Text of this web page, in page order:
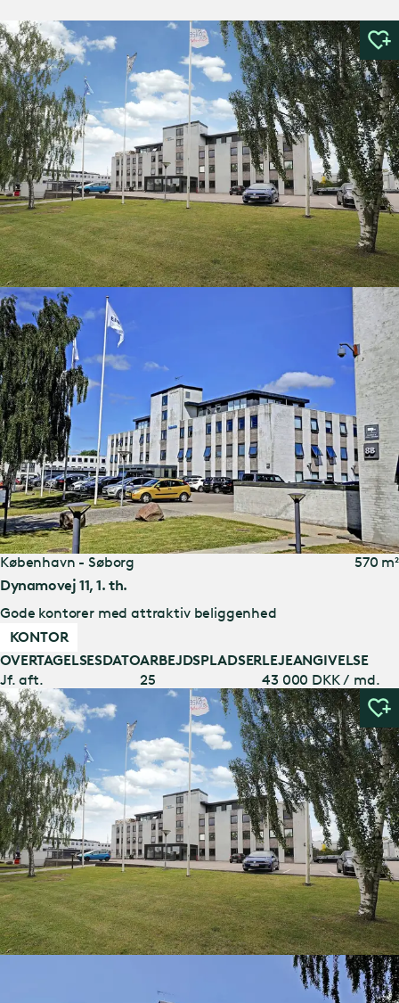
København - Søborg
570 m²
Dynamovej 11, 1. th.
Gode kontorer med attraktiv beliggenhed
KONTOR
OVERTAGELSESDATO
Jf. aft.
ARBEJDSPLADSER
25
LEJEANGIVELSE
43 000 DKK / md.